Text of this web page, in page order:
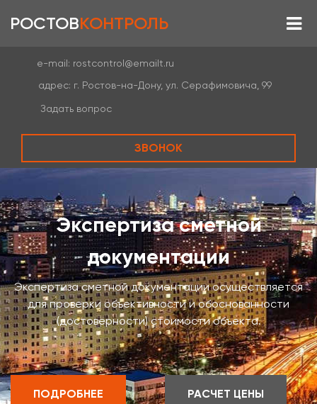
РОСТОВКОНТРОЛЬ
e-mail: rostcontrol@emailt.ru
адрес: г. Ростов-на-Дону, ул. Серафимовича, 99
Задать вопрос
ЗВОНОК
Экспертиза сметной
документации
Экспертиза сметной документации осуществляется
для проверки объективности и обоснованности
(достоверности) стоимости объекта.
ПОДРОБНЕЕ РАСЧЕТ ЦЕНЫ